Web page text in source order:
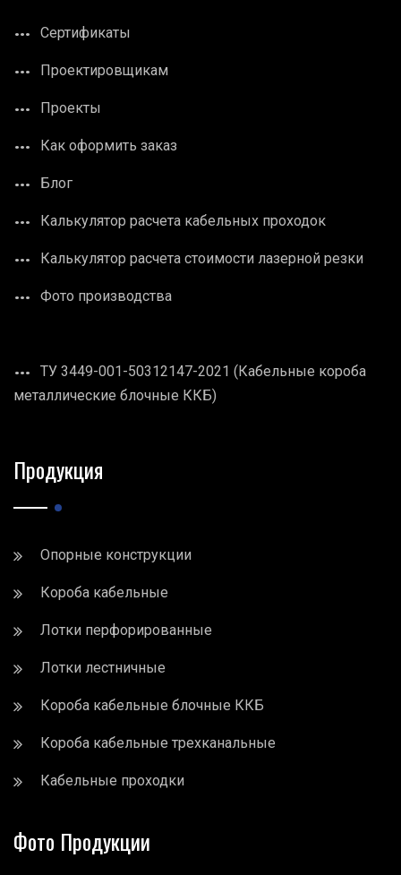
Сертификаты
Проектировщикам
Проекты
Как оформить заказ
Блог
Калькулятор расчета кабельных проходок
Калькулятор расчета стоимости лазерной резки
Фото производства
ТУ 3449-001-50312147-2021 (Кабельные короба
металлические блочные ККБ)
Продукция
Опорные конструкции
Короба кабельные
Лотки перфорированные
Лотки лестничные
Короба кабельные блочные ККБ
Короба кабельные трехканальные
Кабельные проходки
Фото Продукции